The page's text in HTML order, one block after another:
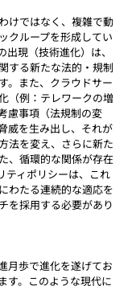
けではなく、複雑で動
クループを形成してい
現（技術進化）は、
する新たな法的・規制
。また、クラウドサー
（例：テレワークの増
慮事項（法規制の変
威を生み出し、それが
法を変え、さらに新た
、循環的な関係が存在
ティポリシーは、これ
わたる連続的な適応を
を採用する必要があり
月歩で進化を遂げてお
す。このような現代に